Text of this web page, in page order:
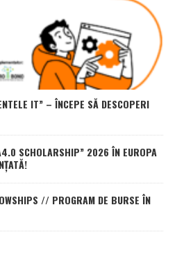
IT” – ÎNCEPE SĂ DESCOPERI
SCHOLARSHIP” 2026 ÎN EUROPA
// PROGRAM DE BURSE ÎN